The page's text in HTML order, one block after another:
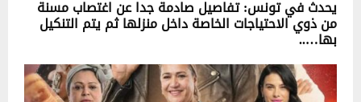
يحدث في تونس: تفاصيل صادمة جدا عن اغتصاب مسنة
من ذوي الاحتياجات الخاصة داخل منزلها ثم يتم التنكيل
بها…..